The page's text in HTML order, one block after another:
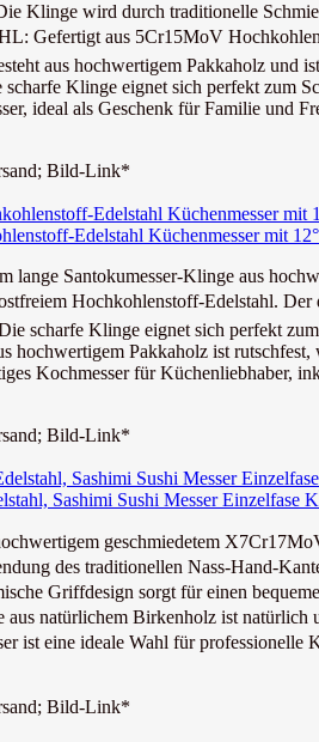
wird durch traditionelle
aus 5Cr15MoV
aus hochwertigem Pakkaholz und
Klinge eignet sich perfekt zum
ideal als Geschenk für Familie und
Bild-Link*
Edelstahl Küchenmesser mit
Santokumesser-Klinge aus
Hochkohlenstoff-Edelstahl. Der
Klinge eignet sich perfekt
Pakkaholz ist rutschfest,
Kochmesser für Küchenliebhaber,
Bild-Link*
Sashimi Sushi Messer Einzelfase
geschmiedetem
des traditionellen Nass-Hand-
Griffdesign sorgt für einen
aus natürlichem Birkenholz ist
eine ideale Wahl für professionelle
Bild-Link*